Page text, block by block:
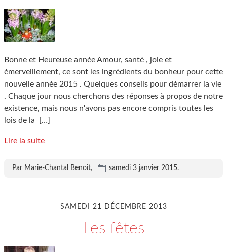
Bonne et Heureuse année Amour, santé , joie et
émerveillement, ce sont les ingrédients du bonheur pour cette
nouvelle année 2015 . Quelques conseils pour démarrer la vie
. Chaque jour nous cherchons des réponses à propos de notre
existence, mais nous n'avons pas encore compris toutes les
lois de la
[…]
Lire la suite
Par Marie-Chantal Benoit, samedi 3 janvier 2015.
SAMEDI 21 DÉCEMBRE 2013
Les fêtes